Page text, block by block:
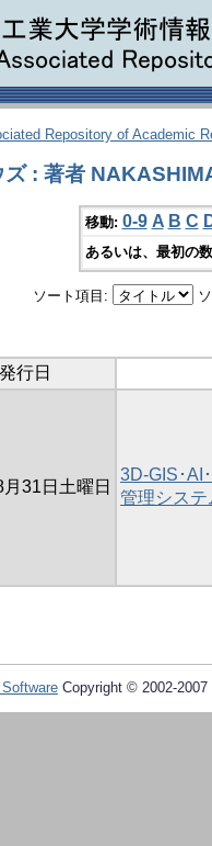
Repository of Academic
ズ : 著者
移動: 0-9 A B C
あるいは、最初の
ソート項目:
発行日
31日土曜日
3D-GIS･AI
管理シス
Copyright © 2002-2007